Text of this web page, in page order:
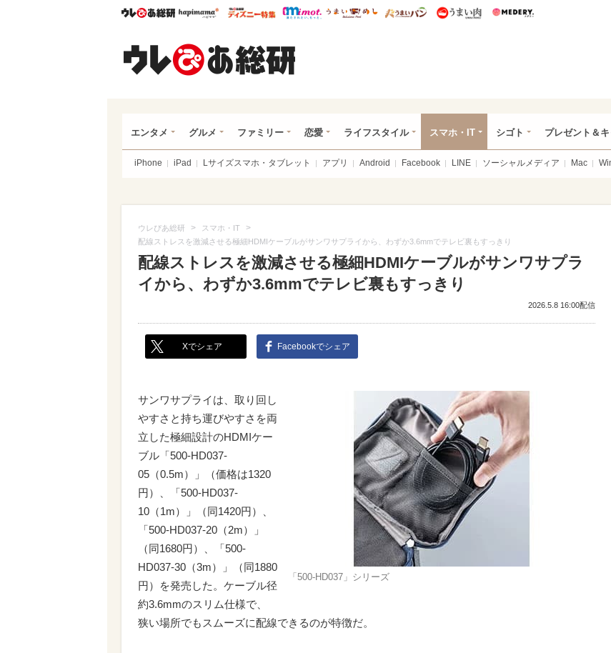
ウレぴあ総研ハピママ* ウレぴあ総研 ディズニー特集
mimot. うまいめし うまいパン うまい肉
エンタメ グルメ ファミリー 恋愛 ライフスタイル スマホ・IT シゴト プレゼント＆
iPhone iPad Lサイズスマホ・タブレット アプリ Android Facebook LINE ソーシャルメディア Mac
ウレぴあ総研 > スマホ・IT >
配線ストレスを激減させる極細HDMIケーブルがサンワサプライから、わずか3.6mmでテレビ裏もすっきり
配線ストレスを激減させる極細HDMIケーブルがサンワサプラ
イから、わずか3.6mmでテレビ裏もすっきり
2026.5.8 16:00配信
Xでシェア Facebookでシェア
「500-HD037」シリーズ
サンワサプライは、取り回し
やすさと持ち運びやすさを両
立した極細設計のHDMIケー
ブル「500-HD037-
05（0.5m）」（価格は1320
円）、「500-HD037-
10（1m）」（同1420円）、
「500-HD037-20（2m）」
（同1680円）、「500-
HD037-30（3m）」（同1880
円）を発売した。ケーブル径
約3.6mmのスリム仕様で、
狭い場所でもスムーズに配線できるのが特徴だ。